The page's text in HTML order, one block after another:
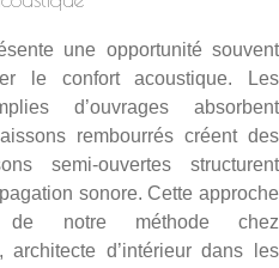
une opportunité souvent
le confort acoustique. Les
d’ouvrages absorbent
rembourrés créent des
semi-ouvertes structurent
sonore. Cette approche
de notre méthode chez
architecte d’intérieur dans les